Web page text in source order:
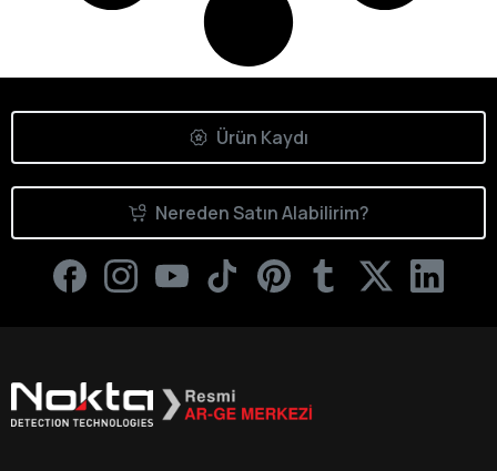
Ürün Kaydı
Nereden Satın Alabilirim?